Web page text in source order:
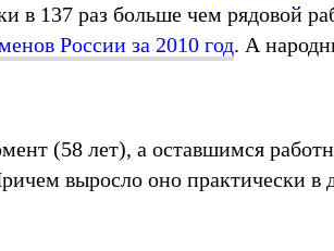
в 137 раз больше чем рядовой
России за 2010 год. А
(58 лет), а оставшимся
выросло оно практически в